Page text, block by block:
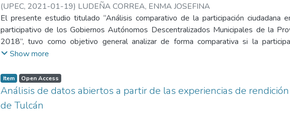
(UPEC, 2021-01-19) LUDEÑA CORREA, ENMA JOSEFINA
El presente estudio titulado “Análisis comparativo de la participación ciudadana
participativo de los Gobiernos Autónomos Descentralizados Municipales de la
2018”, tuvo como objetivo general analizar de forma comparativa si la
elaboración del presupuesto participativo de los GAD´S cantonales de Tulcán, San
La técnica empleada fue la encuesta, como instrumento se utilizó el cuestionario con
defender que la deficiente participación de los ciudadanos en la elaboración del
por el poco interés de los ciudadanos y la falta de iniciativa de los Gobiernos
Show more
Item Open Access
Análisis de datos abiertos a partir de las experiencias de
de Tulcán